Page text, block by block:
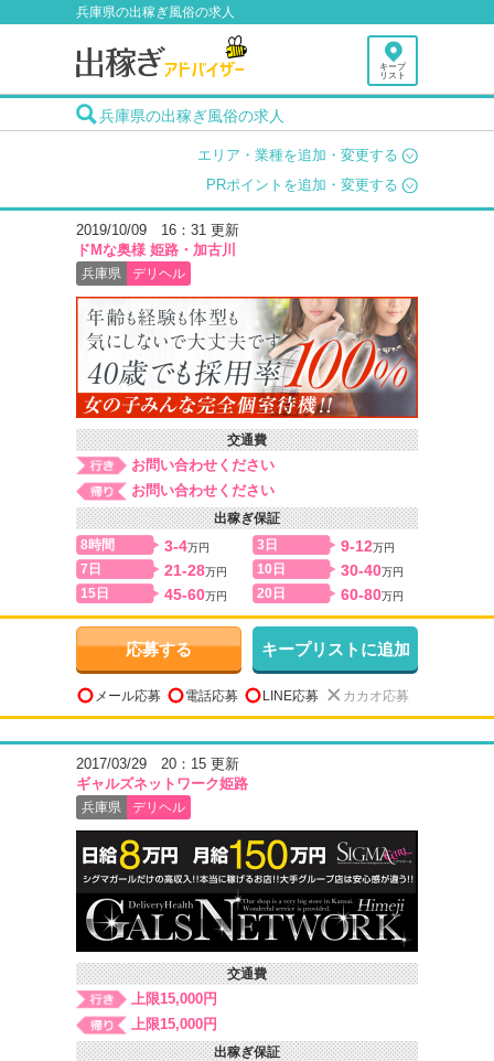
兵庫県の出稼ぎ風俗の求人
キープ
リスト
兵庫県の出稼ぎ風俗の求人
エリア・業種を追加・変更する
PRポイントを追加・変更する
2019/10/09 16：31 更新
ドМな奥様 姫路・加古川
兵庫県 デリヘル
交通費
お問い合わせください
お問い合わせください
出稼ぎ保証
8時間
3-4万円 3日 9-12万円
7日 21-28万円 10日 30-40万円
15日 45-60万円 20日 60-80万円
応募する キープリストに追加
メール応募 電話応募 LINE応募 カカオ応募
2017/03/29 20：15 更新
ギャルズネットワーク姫路
兵庫県 デリヘル
交通費
上限15,000円
上限15,000円
出稼ぎ保証